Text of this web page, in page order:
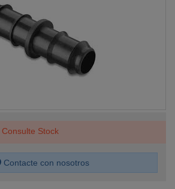
Consulte Stock
Contacte con nosotros